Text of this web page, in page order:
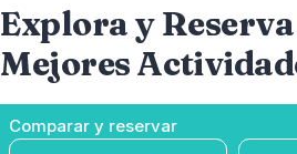
Explora y
Mejores
Comparar y reservar